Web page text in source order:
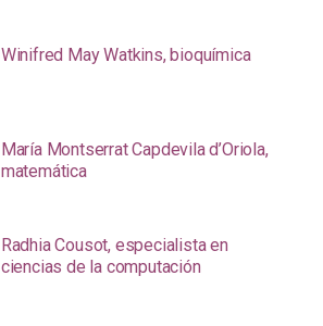
Winifred May Watkins, bioquímica
María Montserrat Capdevila d’Oriola,
matemática
Radhia Cousot, especialista en
ciencias de la computación